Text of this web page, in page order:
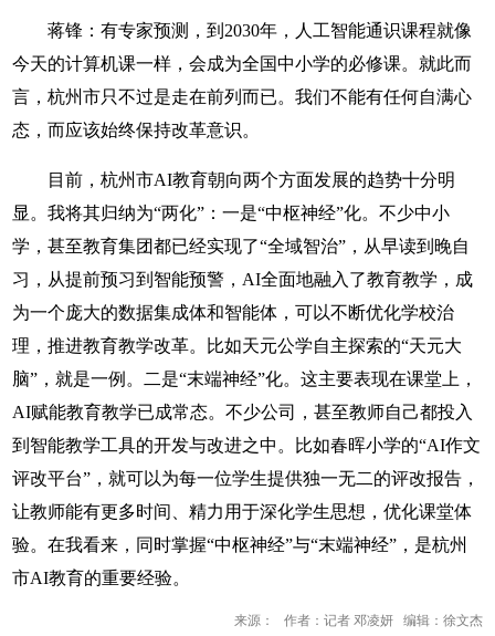
蒋锋：有专家预测，到2030年，人工智能通识课程就像
今天的计算机课一样，会成为全国中小学的必修课。就此而
言，杭州市只不过是走在前列而已。我们不能有任何自满心
态，而应该始终保持改革意识。
目前，杭州市AI教育朝向两个方面发展的趋势十分明
显。我将其归纳为“两化”：一是“中枢神经”化。不少中小
学，甚至教育集团都已经实现了“全域智治”，从早读到晚自
习，从提前预习到智能预警，AI全面地融入了教育教学，成
为一个庞大的数据集成体和智能体，可以不断优化学校治
理，推进教育教学改革。比如天元公学自主探索的“天元大
脑”，就是一例。二是“末端神经”化。这主要表现在课堂上，
AI赋能教育教学已成常态。不少公司，甚至教师自己都投入
到智能教学工具的开发与改进之中。比如春晖小学的“AI作文
评改平台”，就可以为每一位学生提供独一无二的评改报告，
让教师能有更多时间、精力用于深化学生思想，优化课堂体
验。在我看来，同时掌握“中枢神经”与“末端神经”，是杭州
市AI教育的重要经验。
来源： 作者：记者 邓凌妍 编辑：徐文杰